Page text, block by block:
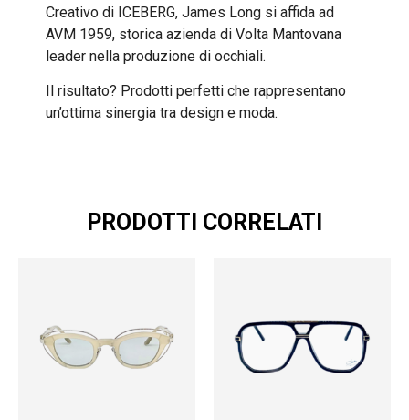
Creativo di ICEBERG, James Long si affida ad
AVM 1959, storica azienda di Volta Mantovana
leader nella produzione di occhiali.
Il risultato? Prodotti perfetti che rappresentano
un’ottima sinergia tra design e moda.
PRODOTTI CORRELATI